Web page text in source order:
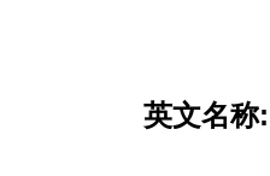
9 ; 英文名称